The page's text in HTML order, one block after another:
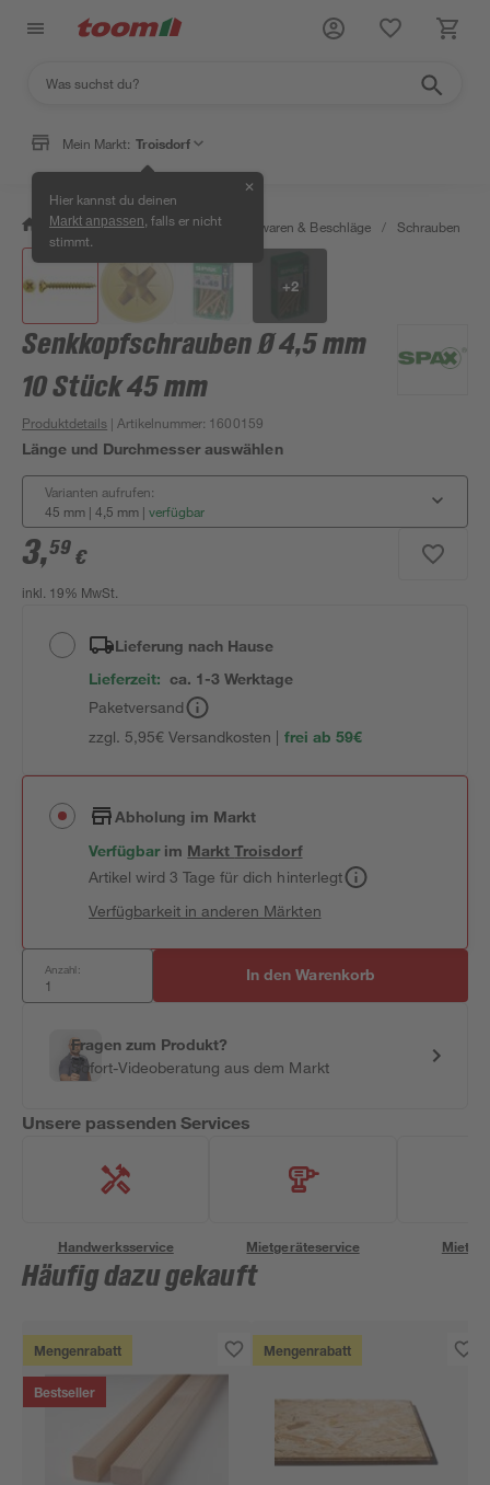
Mein Markt: Troisdorf
Hier kannst du deinen
Markt anpassen , falls er nicht
stimmt.
✕
/ Werkstatt & Maschinen / Eisenwaren & Beschläge / Schrauben
+2
Senkkopfschrauben Ø 4,5 mm
10 Stück 45 mm
Produktdetails | Artikelnummer: 1600159
Länge und Durchmesser auswählen
Varianten aufrufen:
45 mm | 4,5 mm | verfügbar
3,59 €
inkl. 19% MwSt.
Lieferung nach Hause
Lieferzeit: ca. 1-3 Werktage
Paketversand
zzgl. 5,95€ Versandkosten | frei ab 59€
Abholung im Markt
Verfügbar im MarktTroisdorf
Artikel wird 3 Tage für dich hinterlegt
Verfügbarkeit in anderen Märkten
Anzahl: In den Warenkorb
Fragen zum Produkt?
Sofort-Videoberatung aus dem Markt
Unsere passenden Services
Handwerksservice Mietgeräteservice
Häufig dazu gekauft
Mengenrabatt
Bestseller
Mengenrabatt